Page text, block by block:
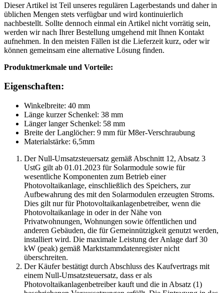
Dieser Artikel ist Teil unseres regulären Lagerbestands und daher in
üblichen Mengen stets verfügbar und wird kontinuierlich
nachbestellt. Sollte dennoch einmal ein Artikel nicht vorrätig sein,
werden wir nach Ihrer Bestellung umgehend mit Ihnen Kontakt
aufnehmen. In den meisten Fällen ist die Lieferzeit kurz, oder wir
können gemeinsam eine alternative Lösung finden.
Produktmerkmale und Vorteile:
Eigenschaften:
Winkelbreite: 40 mm
Länge kurzer Schenkel: 38 mm
Länger langer Schenkel: 58 mm
Breite der Langlöcher: 9 mm für M8er-Verschraubung
Materialstärke: 6,5mm
Der Null-Umsatzsteuersatz gemäß Abschnitt 12, Absatz 3
UstG gilt ab 01.01.2023 für Solarmodule sowie für
wesentliche Komponenten zum Betrieb einer
Photovoltaikanlage, einschließlich des Speichers, zur
Aufbewahrung des mit den Solarmodulen erzeugten Stroms.
Dies gilt nur für Photovoltaikanlagenbetreiber, wenn die
Photovoltaikanlage in oder in der Nähe von
Privatwohnungen, Wohnungen sowie öffentlichen und
anderen Gebäuden, die für Gemeinnützigkeit genutzt werden,
installiert wird. Die maximale Leistung der Anlage darf 30
kW (peak) gemäß Marktstammdatenregister nicht
überschreiten.
Der Käufer bestätigt durch Abschluss des Kaufvertrags mit
einem Null-Umsatzsteuersatz, dass er als
Photovoltaikanlagenbetreiber kauft und die in Absatz (1)